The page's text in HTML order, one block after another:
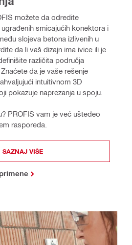
možete da odredite
smicajućih konektora i
slojeva betona izlivenih u
da li vaš dizajn ima ivice ili je
različita područja
da je vaše rešenje
intuitivnom 3D
pokazuje naprezanja u spoju.
PROFIS vam je već uštedeo
rasporeda.
SAZNAJ VIŠE